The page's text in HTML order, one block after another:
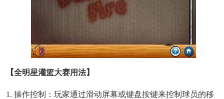
【全明星灌篮大赛用法】
1. 操作控制：玩家通过滑动屏幕或键盘按键来控制球员的移